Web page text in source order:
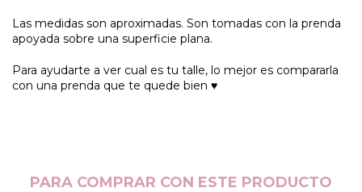
Las medidas son aproximadas. Son tomadas con la prenda
apoyada sobre una superficie plana.
Para ayudarte a ver cual es tu talle, lo mejor es compararla
con una prenda que te quede bien ♥
PARA COMPRAR CON ESTE PRODUCTO